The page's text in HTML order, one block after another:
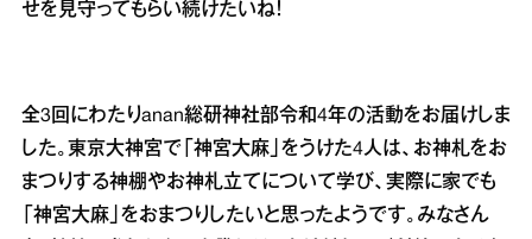
せを見守ってもらい続けたいね！
全3回にわたりanan総研神社部令和4年の活動をお届けしま
した。東京大神宮で「神宮大麻」をうけた4人は、お神札をお
まつりする神棚やお神札立てについて学び、実際に家でも
「神宮大麻」をおまつりしたいと思ったようです。みなさん